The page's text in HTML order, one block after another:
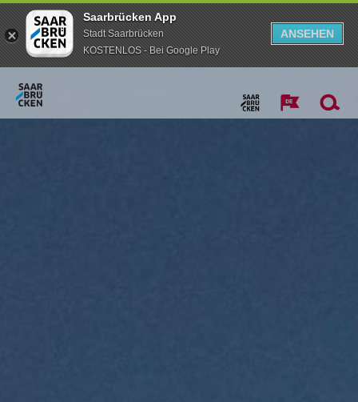
Saarbrücken App
Stadt Saarbrücken
KOSTENLOS - Bei Google Play
ANSEHEN